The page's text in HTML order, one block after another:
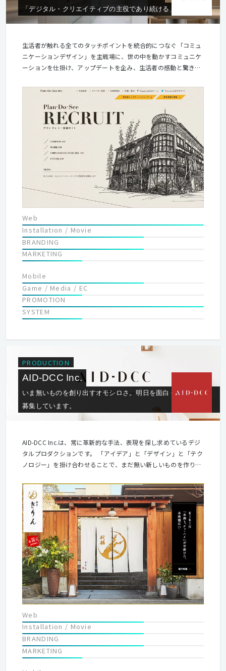
「デジタル・クリエイティブの主役であり続ける」
生活者が触れる全てのタッチポイントを統合的につなぐ「コミュ
ニケーションデザイン」を主戦場に、世の中を動かすコミュニケ
ーションを仕掛け、アップデートを企み、生活者の感動と驚きを
てきた「卓越した表現力」と「最先端の技術力」、博報堂グルー
プ由来の「生活者発想」を武器に、オウンドメディアを中心に、
顧客体験設計とUIデザイン、企画制作、テック活用、システム開
発等、クロスボーダーでデジタルクリエイティブやソリューショ
Web
Installation / Movie
BRANDING
MARKETING
Mobile
Game / Media / EC
PROMOTION
SYSTEM
PRODUCTION
AID-DCC Inc.
いま無いものを創り出すオモシロさ。明日を面白くする仲間を
募集しています。
AID-DCC Inc.は、常に革新的な手法、表現を探し求めているデジ
タルプロダクションです。 「アイデア」と「デザイン」と「テク
ノロジー」を掛け合わせることで、まだ無い新しいものを作り出
Web
Installation / Movie
BRANDING
MARKETING